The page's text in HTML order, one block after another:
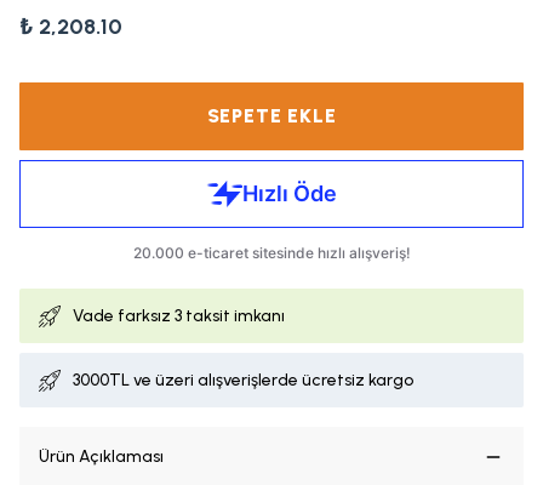
₺ 2,208.10
SEPETE EKLE
Vade farksız 3 taksit imkanı
3000TL ve üzeri alışverişlerde ücretsiz kargo
Ürün Açıklaması